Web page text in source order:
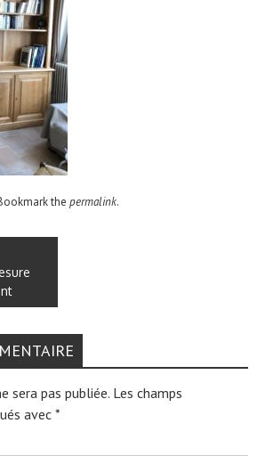
the permalink.
sera pas publiée. Les champs
avec *